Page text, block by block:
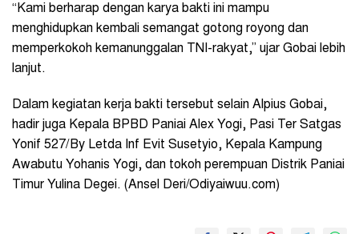
“Kami berharap dengan karya bakti ini mampu
menghidupkan kembali semangat gotong royong dan
memperkokoh kemanunggalan TNI-rakyat,” ujar Gobai lebih
lanjut.
Dalam kegiatan kerja bakti tersebut selain Alpius Gobai,
hadir juga Kepala BPBD Paniai Alex Yogi, Pasi Ter Satgas
Yonif 527/By Letda Inf Evit Susetyio, Kepala Kampung
Awabutu Yohanis Yogi, dan tokoh perempuan Distrik Paniai
Timur Yulina Degei. (Ansel Deri/Odiyaiwuu.com)